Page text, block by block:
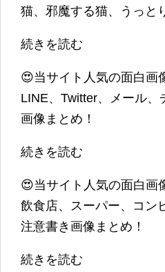
猫、邪魔する猫、うっと
続きを読む
😍当サイト人気の面白画
LINE、Twitter、メール
画像まとめ！
続きを読む
😍当サイト人気の面白画
飲食店、スーパー、コン
注意書き画像まとめ！
続きを読む